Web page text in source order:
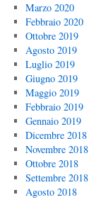
Marzo 2020
Febbraio 2020
Ottobre 2019
Agosto 2019
Luglio 2019
Giugno 2019
Maggio 2019
Febbraio 2019
Gennaio 2019
Dicembre 2018
Novembre 2018
Ottobre 2018
Settembre 2018
Agosto 2018